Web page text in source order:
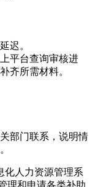
迟。
平台查询审核进
齐所需材料。
部门联系，说明情
化人力资源管理系
理和申请各类补助